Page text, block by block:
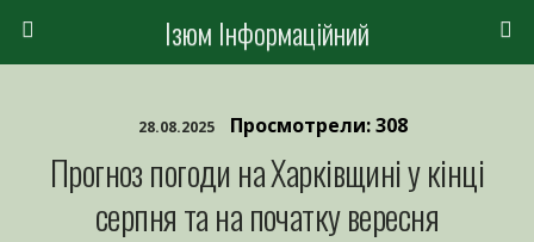
Ізюм Інформаційний
28.08.2025 Просмотрели: 308
Прогноз погоди на Харківщині у кінці
серпня та на початку вересня